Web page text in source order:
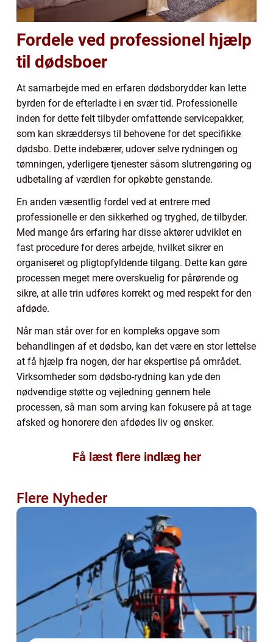
Fordele ved professionel hjælp
til dødsboer
At samarbejde med en erfaren dødsborydder kan lette
byrden for de efterladte i en svær tid. Professionelle
inden for dette felt tilbyder omfattende servicepakker,
som kan skræddersys til behovene for det specifikke
dødsbo. Dette indebærer, udover selve rydningen og
tømningen, yderligere tjenester såsom slutrengøring og
udbetaling af værdien for opkøbte genstande.
En anden væsentlig fordel ved at entrere med
professionelle er den sikkerhed og tryghed, de tilbyder.
Med mange års erfaring har disse aktører udviklet en
fast procedure for deres arbejde, hvilket sikrer en
organiseret og pligtopfyldende tilgang. Dette kan gøre
processen meget mere overskuelig for pårørende og
sikre, at alle trin udføres korrekt og med respekt for den
afdøde.
Når man står over for en kompleks opgave som
behandlingen af et dødsbo, kan det være en stor lettelse
at få hjælp fra nogen, der har ekspertise på området.
Virksomheder som dødsbo-rydning kan yde den
nødvendige støtte og vejledning gennem hele
processen, så man som arving kan fokusere på at tage
afsked og honorere den afdødes liv og ønsker.
Få læst flere indlæg her
Flere Nyheder